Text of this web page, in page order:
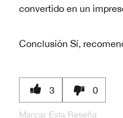
convertido en un
Conclusión Sí,
3 0
Marcar Esta Reseña